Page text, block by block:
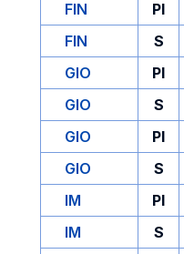
FIN
PI
FIN
S
GIO
PI
GIO
S
GIO
PI
GIO
S
IM
PI
IM
S